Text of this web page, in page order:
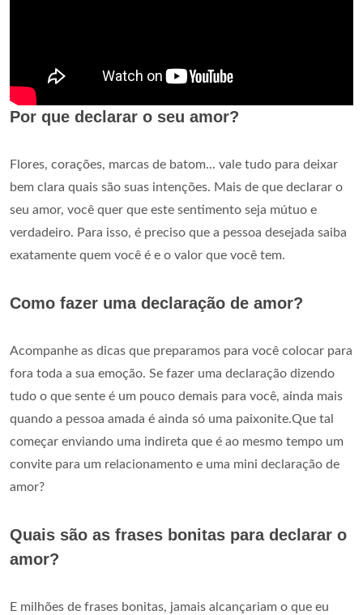
Por que declarar o seu amor?
Flores, corações, marcas de batom... vale tudo para deixar
bem clara quais são suas intenções. Mais de que declarar o
seu amor, você quer que este sentimento seja mútuo e
verdadeiro. Para isso, é preciso que a pessoa desejada saiba
exatamente quem você é e o valor que você tem.
Como fazer uma declaração de amor?
Acompanhe as dicas que preparamos para você colocar para
fora toda a sua emoção. Se fazer uma declaração dizendo
tudo o que sente é um pouco demais para você, ainda mais
quando a pessoa amada é ainda só uma paixonite.Que tal
começar enviando uma indireta que é ao mesmo tempo um
convite para um relacionamento e uma mini declaração de
amor?
Quais são as frases bonitas para declarar o
amor?
E milhões de frases bonitas, jamais alcançariam o que eu